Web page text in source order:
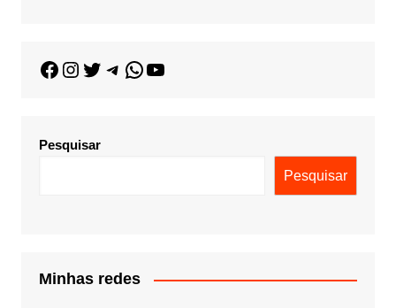
Pesquisar
Pesquisar
Minhas redes